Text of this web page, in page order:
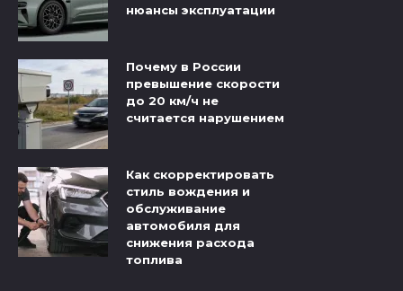
нюансы эксплуатации
Почему в России
превышение скорости
до 20 км/ч не
считается нарушением
Как скорректировать
стиль вождения и
обслуживание
автомобиля для
снижения расхода
топлива